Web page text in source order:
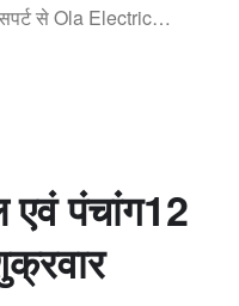
से Ola Electric…
पंचांग12